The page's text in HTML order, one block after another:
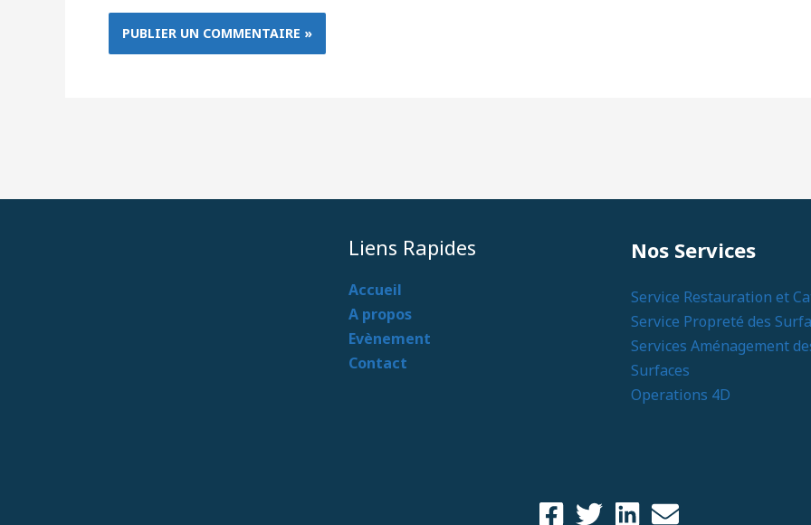
Liens Rapides
Accueil
A propos
Evènement
Contact
Nos Services
Service Restauration et
Service Propreté des
Services Aménagement
Surfaces
Operations 4D